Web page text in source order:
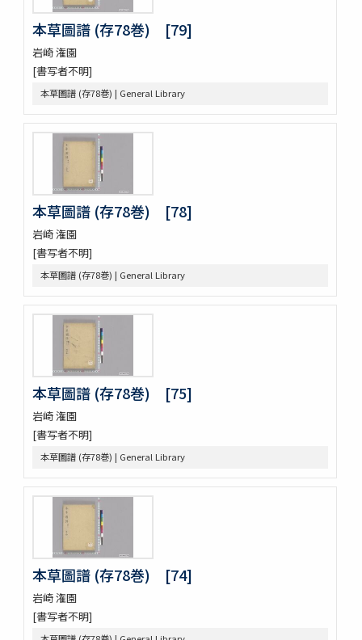
艸木譜目録 2巻
雀巣庵植物印葉圖
南海包譜 3巻附録1巻
本草圖譜 (存78巻)
草木冩生啚 4巻
筑肥植物一斑 : 明治十ニ年紀行抜萃
蟲豸類 1巻付1巻
南海禽譜 6巻
鯨鰌正圖
南紀熊野浦漁者太地角右衞門所藏鯨魚種品圖目
鯨記 1巻補遺1巻
蟲譜 11巻
砂挼子蠨蛸圖説
麞説
蘭畹摘芳 初編3巻
有用植物圖 3巻
動物訓蒙
動物學 2巻
内外博覽會ニ關スル調査資料
本草圖譜 (存78巻) [79]
岩崎 潅園
[書写者不明]
本草圖譜 (存78巻) | General Library
本草圖譜 (存78巻) [78]
岩崎 潅園
[書写者不明]
本草圖譜 (存78巻) | General Library
本草圖譜 (存78巻) [75]
岩崎 潅園
[書写者不明]
本草圖譜 (存78巻) | General Library
本草圖譜 (存78巻) [74]
岩崎 潅園
[書写者不明]